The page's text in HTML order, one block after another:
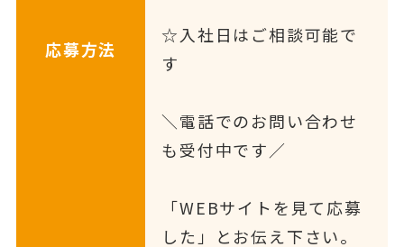
応募方法
☆入社日はご相談可能で
す
＼電話でのお問い合わせ
も受付中です／
「WEBサイトを見て応募
した」とお伝え下さい。